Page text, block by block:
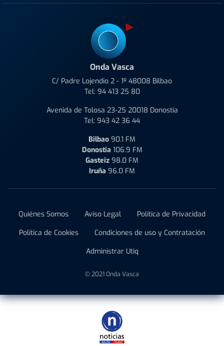
Onda Vasca
C/ Padre Lojendio 2 - 1º 48008 Bilbao
Tel: 94 413 25 80
Avenida de Tolosa 23-25 20018 Donostia
Tel: 943 42 36 44
Bilbao 90.1 FM
Donostia 106.9 FM
Gasteiz 98.0 FM
Iruña 96.0 FM
Quiénes Somos Aviso Legal
Política de Privacidad
Política de Cookies
Condiciones de uso y Contratación
Administrar Utiq
© 2021 Onda Vasca